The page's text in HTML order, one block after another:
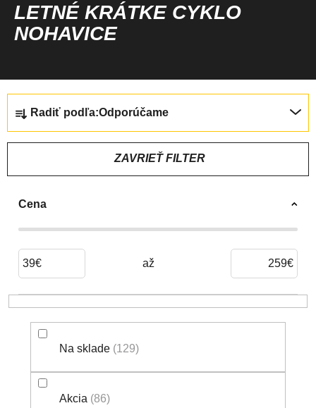
LETNÉ KRÁTKE CYKLO
NOHAVICE
A
D
N
U
Radiť podľa:Odporúčame
ZAVRIEŤ FILTER
Cena
39€ 259€
Na sklade 129
Akcia 86